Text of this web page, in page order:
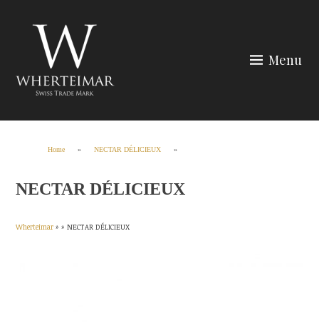
Wherteimar
Menu
Home » NECTAR DÉLICIEUX »
NECTAR DÉLICIEUX
Wherteimar » »NECTAR DÉLICIEUX